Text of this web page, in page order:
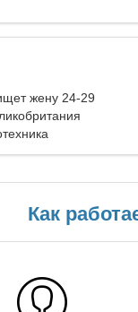
жену 24-29
Как